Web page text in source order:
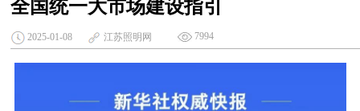
全国统一大市场建设指引
2025-01-08 江苏照明网 7994